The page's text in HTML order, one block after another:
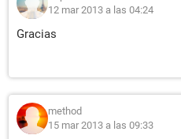
12 mar 2013 a las 04:24
Gracias
method
15 mar 2013 a las 09:33